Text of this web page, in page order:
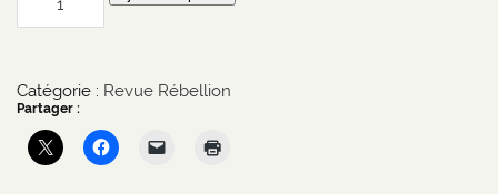
Rébellion
Catégorie : Revue Rébellion
Partager :